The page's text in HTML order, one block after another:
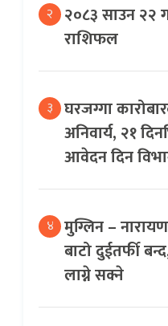
२ २०८३ साउन २२
राशिफल
३ घरजग्गा
अनिवार्य, २१
आवेदन दिन
४ मुग्लिन –
बाटो दुईतर्फी
लाग्ने सक्ने